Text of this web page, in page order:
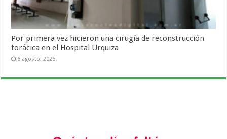
Por primera vez hicieron una cirugía de reconstrucción
torácica en el Hospital Urquiza
6 agosto, 2026